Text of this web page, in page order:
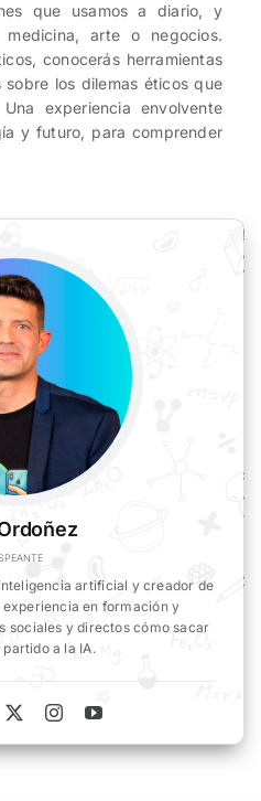
que usamos a diario, y
arte o negocios.
conocerás herramientas
los dilemas éticos que
experiencia envolvente
y futuro, para comprender
artificial y creador de
experiencia en formación y
sociales y directos cómo sacar
a la IA.